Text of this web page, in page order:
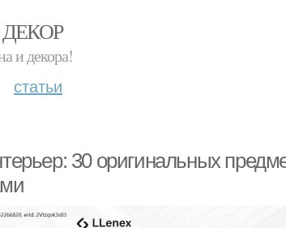
и декора!
статьи
30 оригинальных